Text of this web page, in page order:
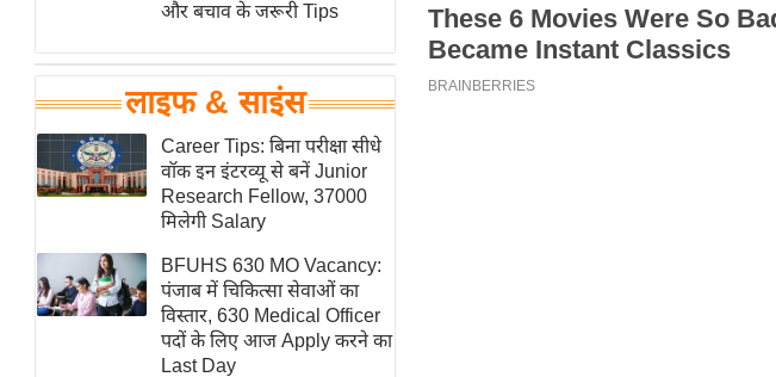
टेक्नॉलॉजी
ब्यूटी/फैशन
घरेलू नुस्खे
पर्यटन स्थल
फिटनेस मंत्रा
रिलेशनशिप
विश्लेषण
समसामयिक
मातृभूमि
और बचाव के जरूरी Tips
लाइफ & साइंस
Career Tips: बिना परीक्षा सीधे
वॉक इन इंटरव्यू से बनें Junior
Research Fellow, 37000
मिलेगी Salary
BFUHS 630 MO Vacancy:
पंजाब में चिकित्सा सेवाओं का
विस्तार, 630 Medical Officer
पदों के लिए आज Apply करने का
Last Day